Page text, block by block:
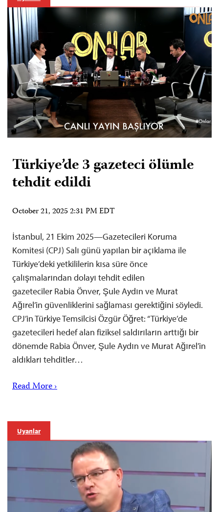
Türkiye’de 3 gazeteci ölümle
tehdit edildi
October 21, 2025 2:31 PM EDT
İstanbul, 21 Ekim 2025—Gazetecileri Koruma
Komitesi (CPJ) Salı günü yapılan bir açıklama ile
Türkiye’deki yetkililerin kısa süre önce
çalışmalarından dolayı tehdit edilen
gazeteciler Rabia Önver, Şule Aydın ve Murat
Ağırel’in güvenliklerini sağlaması gerektiğini söyledi.
CPJ’in Türkiye Temsilcisi Özgür Öğret: “Türkiye’de
gazetecileri hedef alan fiziksel saldırıların arttığı bir
dönemde Rabia Önver, Şule Aydın ve Murat Ağırel’in
aldıkları tehditler…
Read More ›
Uyarılar